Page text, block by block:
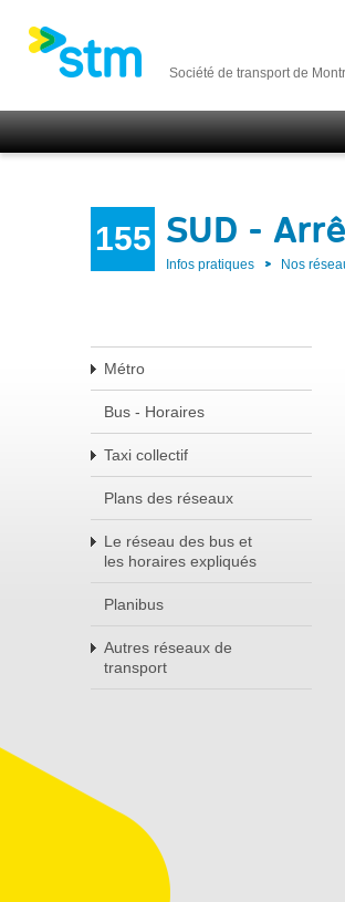
Société de transport de
155 SUD -
Infos pratiques Nos
Métro
Bus - Horaires
Taxi collectif
Plans des réseaux
Le réseau des bus et
les horaires expliqués
Planibus
Autres réseaux de
transport